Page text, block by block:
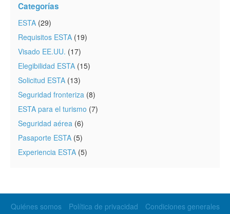
Categorías
ESTA (29)
Requisitos ESTA (19)
Visado EE.UU. (17)
Elegibilidad ESTA (15)
Solicitud ESTA (13)
Seguridad fronteriza (8)
ESTA para el turismo (7)
Seguridad aérea (6)
Pasaporte ESTA (5)
Experiencia ESTA (5)
Quiénes somos Política de privacidad Condiciones generales